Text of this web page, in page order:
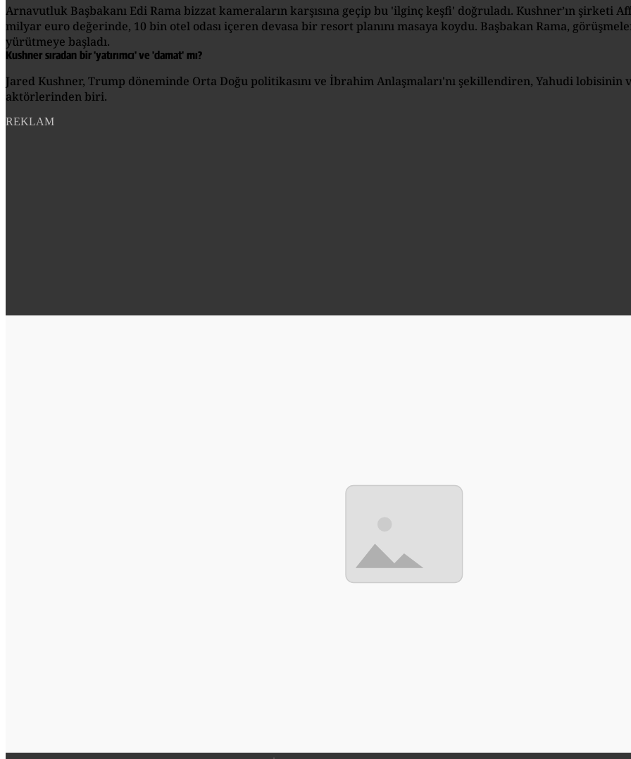
Arnavutluk Başbakanı Edi Rama bizzat kameraların karşısına geçip bu 'ilginç keşfi' doğruladı. Kushner’ın şirketi
milyar euro değerinde, 10 bin otel odası içeren devasa bir resort planını masaya koydu. Başbakan Rama,
yürütmeye başladı.
Kushner sıradan bir 'yatırımcı' ve 'damat' mı?
Jared Kushner, Trump döneminde Orta Doğu politikasını ve İbrahim Anlaşmaları'nı şekillendiren, Yahudi lobisinin
aktörlerinden biri.
REKLAM